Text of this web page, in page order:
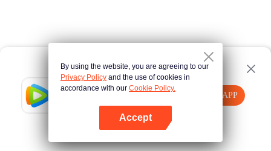
Tencent Video
เปิด APP
คลิกที่นี่ ลองใหม่อีกครั้ง
By using the website, you are agreeing to our
Privacy Policy and the use of cookies in
accordance with our Cookie Policy.
Accept